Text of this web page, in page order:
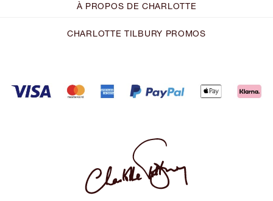
À PROPOS DE CHARLOTTE
CHARLOTTE TILBURY PROMOS